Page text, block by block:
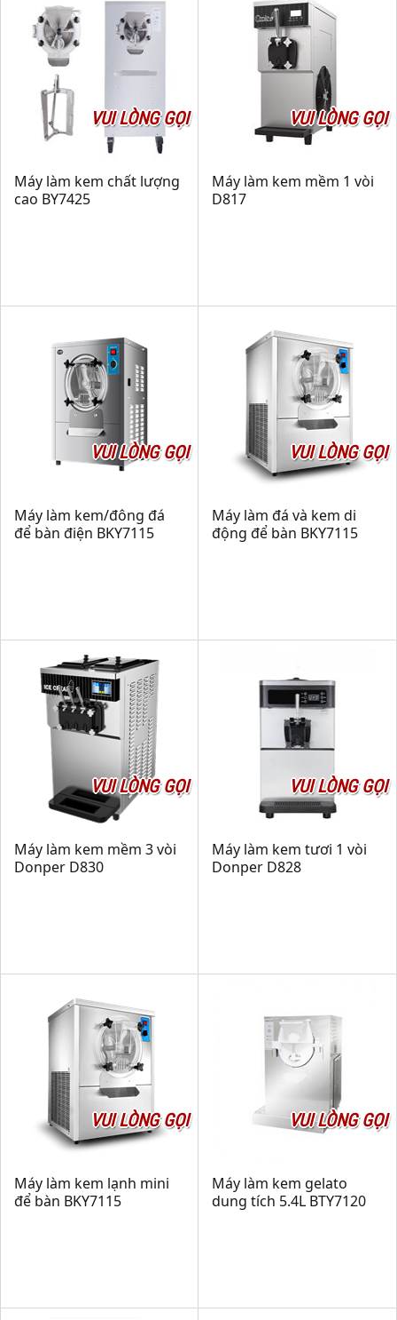
VUI LÒNG GỌI
Máy làm kem chất lượng
cao BY7425
VUI LÒNG GỌI
Máy làm kem mềm 1 vòi
D817
VUI LÒNG GỌI
Máy làm kem/đông đá
để bàn điện BKY7115
VUI LÒNG GỌI
Máy làm đá và kem di
động để bàn BKY7115
VUI LÒNG GỌI
Máy làm kem mềm 3 vòi
Donper D830
VUI LÒNG GỌI
Máy làm kem tươi 1 vòi
Donper D828
VUI LÒNG GỌI
Máy làm kem lạnh mini
để bàn BKY7115
VUI LÒNG GỌI
Máy làm kem gelato
dung tích 5.4L BTY7120